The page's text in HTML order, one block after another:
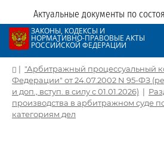
Актуальные документы по
ЗАКОНЫ, КОДЕКСЫ И
НОРМАТИВНО-ПРАВОВЫЕ АКТЫ
РОССИЙСКОЙ ФЕДЕРАЦИИ
| "Арбитражный процессуальный
Федерации" от 24.07.2002 N 95-ФЗ
и доп., вступ. в силу с 01.01.2026) |
производства в арбитражном суде
категориям дел